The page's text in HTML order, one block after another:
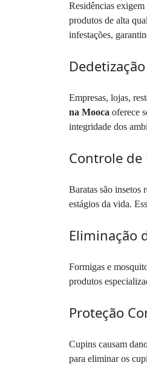
Residências
produtos de alta
infestações,
Empresas, lojas,
na Mooca oferece
integridade dos
Controle de
Baratas são insetos
estágios da vida.
Eliminação
Formigas e
produtos
Proteção
Cupins causam
para eliminar os